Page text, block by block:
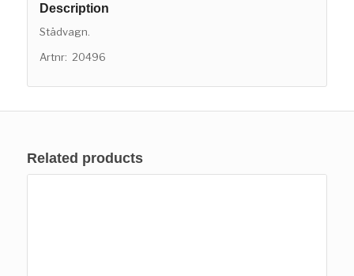
Description
Städvagn.
Artnr: 20496
Related products